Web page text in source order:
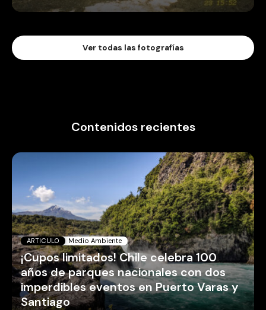
Ver todas las fotografías
Contenidos recientes
ARTICULO Medio Ambiente
¡Cupos limitados! Chile celebra 100
años de parques nacionales con dos
imperdibles eventos en Puerto Varas y
Santiago